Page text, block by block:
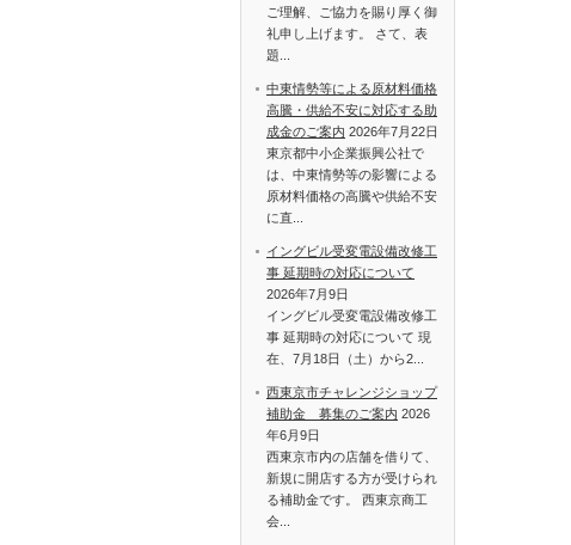
ご理解、ご協力を賜り厚く御
礼申し上げます。 さて、表
題...
中東情勢等による原材料価格
高騰・供給不安に対応する助
成金のご案内 2026年7月22日
東京都中小企業振興公社で
は、中東情勢等の影響による
原材料価格の高騰や供給不安
に直...
イングビル受変電設備改修工
事 延期時の対応について
2026年7月9日
イングビル受変電設備改修工
事 延期時の対応について 現
在、7月18日（土）から2...
西東京市チャレンジショップ
補助金 募集のご案内 2026
年6月9日
西東京市内の店舗を借りて、
新規に開店する方が受けられ
る補助金です。 西東京商工
会...